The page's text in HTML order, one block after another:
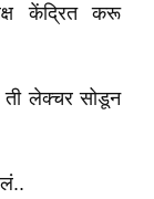
केंद्रित करू
ती लेक्चर सोडून